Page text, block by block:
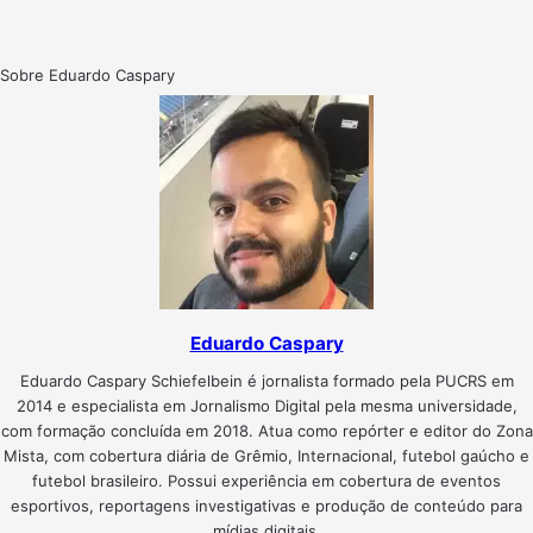
Sobre Eduardo Caspary
Eduardo Caspary
Eduardo Caspary Schiefelbein é jornalista formado pela PUCRS em
2014 e especialista em Jornalismo Digital pela mesma universidade,
com formação concluída em 2018. Atua como repórter e editor do Zona
Mista, com cobertura diária de Grêmio, Internacional, futebol gaúcho e
futebol brasileiro. Possui experiência em cobertura de eventos
esportivos, reportagens investigativas e produção de conteúdo para